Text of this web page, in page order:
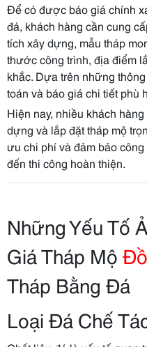
Để có được báo giá chính
đá, khách hàng cần cung
tích xây dựng, mẫu tháp
thước công trình, địa điểm
khắc. Dựa trên những
toán và báo giá chi tiết phù
Hiện nay, nhiều khách
dựng và lắp đặt tháp mộ
ưu chi phí và đảm bảo
đến thi công hoàn thiện.
Những Yếu Tố
Giá Tháp Mộ
Tháp Bằng Đá
Loại Đá Chế